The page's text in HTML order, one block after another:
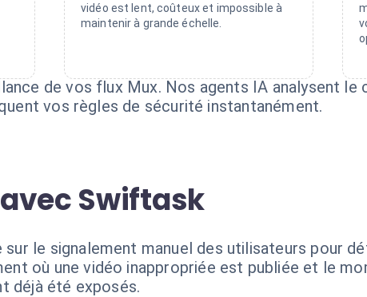
vidéo est lent, coûteux et impossible à
maintenir à grande échelle.
de vos flux Mux. Nos agents IA analysent le
vos règles de sécurité instantanément.
Swiftask
le signalement manuel des utilisateurs pour
où une vidéo inappropriée est publiée et le
déjà été exposés.